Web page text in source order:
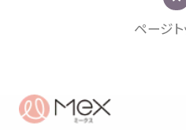
ページ